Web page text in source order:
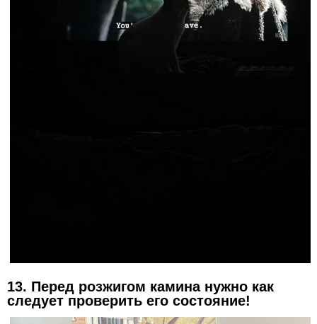
13. Перед розжигом камина нужно как
следует проверить его состояние!